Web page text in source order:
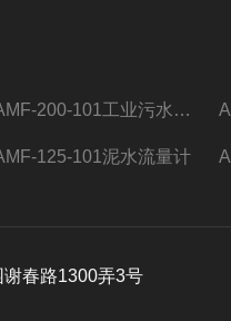
AMF-200-101工业污水流量计
125-101泥水流量计
谢春路1300弄3号